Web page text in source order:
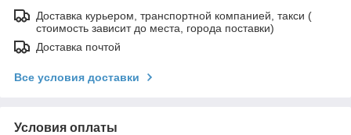
Доставка курьером, транспортной компанией, такси (
стоимость зависит до места, города поставки)
Доставка почтой
Все условия доставки
Условия оплаты